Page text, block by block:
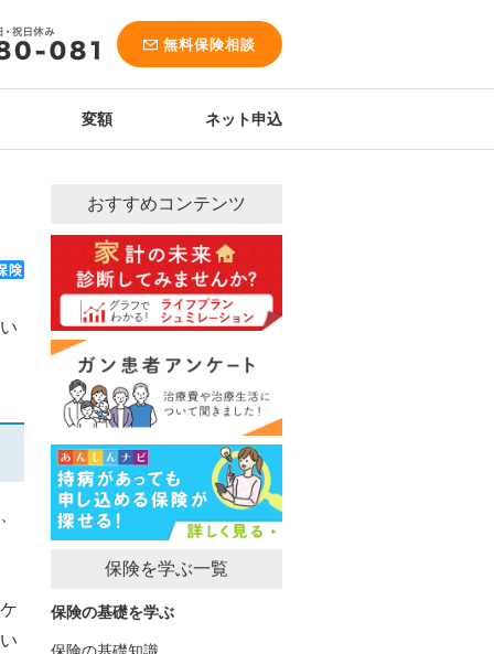
無料保険相談
変額 ネット申込
おすすめコンテンツ
保険を学ぶ一覧
保険の基礎を学ぶ